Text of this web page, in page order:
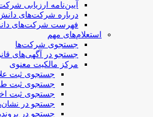
آیین‌نامه ارزیابی
درباره شرکت‌های
فهرست شرکت‌های
استعلام‌های مهم
جستجوی شرکت‌ها
جستجو در آگهی‌های
مرکز مالکیت معنوی
جستجوی ثبت
جستجوی ثبت
جستجوی ثبت
جستجو در
جستجو در